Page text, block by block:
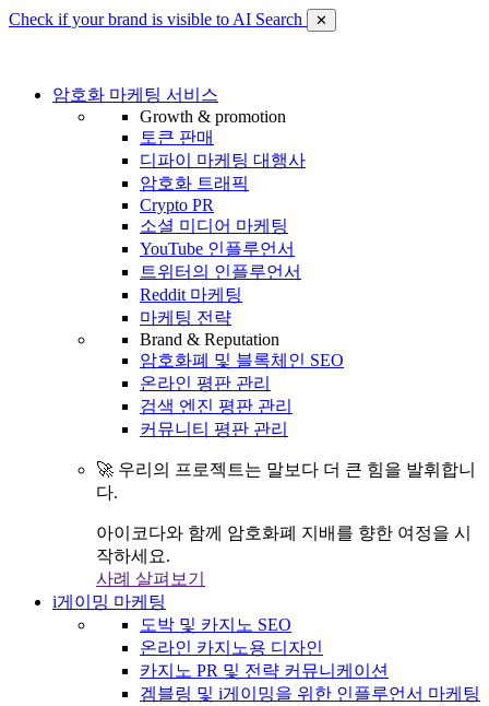
Check if your brand is visible to AI Search ✕
암호화 마케팅 서비스
Growth & promotion
토큰 판매
디파이 마케팅 대행사
암호화 트래픽
Crypto PR
소셜 미디어 마케팅
YouTube 인플루언서
트위터의 인플루언서
Reddit 마케팅
마케팅 전략
Brand & Reputation
암호화폐 및 블록체인 SEO
온라인 평판 관리
검색 엔진 평판 관리
커뮤니티 평판 관리
🚀 우리의 프로젝트는 말보다 더 큰 힘을 발휘합니
다.
아이코다와 함께 암호화폐 지배를 향한 여정을 시
작하세요.
사례 살펴보기
i게이밍 마케팅
도박 및 카지노 SEO
온라인 카지노용 디자인
카지노 PR 및 전략 커뮤니케이션
겜블링 및 i게이밍을 위한 인플루언서 마케팅